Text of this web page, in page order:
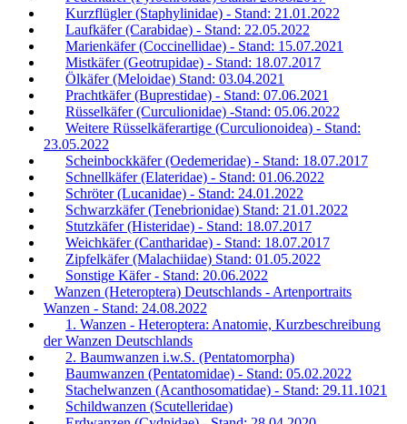
Kurzflügler (Staphylinidae) - Stand: 21.01.2022
Laufkäfer (Carabidae) - Stand: 22.05.2022
Marienkäfer (Coccinellidae) - Stand: 15.07.2021
Mistkäfer (Geotrupidae) - Stand: 18.07.2017
Ölkäfer (Meloidae) Stand: 03.04.2021
Prachtkäfer (Buprestidae) - Stand: 07.06.2021
Rüsselkäfer (Curculionidae) -Stand: 05.06.2022
Weitere Rüsselkäferartige (Curculionoidea) - Stand:
23.05.2022
Scheinbockkäfer (Oedemeridae) - Stand: 18.07.2017
Schnellkäfer (Elateridae) - Stand: 01.06.2022
Schröter (Lucanidae) - Stand: 24.01.2022
Schwarzkäfer (Tenebrionidae) Stand: 21.01.2022
Stutzkäfer (Histeridae) - Stand: 18.07.2017
Weichkäfer (Cantharidae) - Stand: 18.07.2017
Zipfelkäfer (Malachiidae) Stand: 01.05.2022
Sonstige Käfer - Stand: 20.06.2022
Wanzen (Heteroptera) Deutschlands - Artenportraits
Wanzen - Stand: 24.08.2022
1. Wanzen - Heteroptera: Anatomie, Kurzbeschreibung
der Wanzen Deutschlands
2. Baumwanzen i.w.S. (Pentatomorpha)
Baumwanzen (Pentatomidae) - Stand: 05.02.2022
Stachelwanzen (Acanthosomatidae) - Stand: 29.11.1021
Schildwanzen (Scutelleridae)